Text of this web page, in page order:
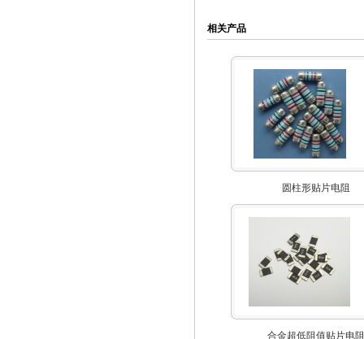
相关产品
圆柱形贴片电阻
合金超低阻值贴片电阻